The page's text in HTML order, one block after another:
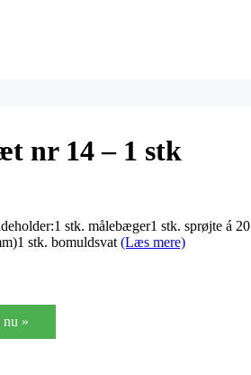
nr 14 – 1 stk
stk. målebæger1 stk. sprøjte á 20
stk. bomuldsvat (Læs mere)
»